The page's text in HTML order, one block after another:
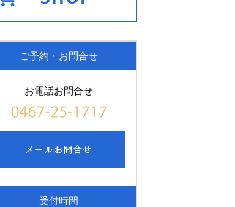
ご予約・お問合せ
お電話お問合せ
受付時間